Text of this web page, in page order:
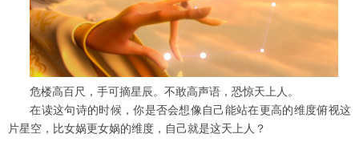
危楼高百尺，手可摘星辰。不敢高声语，恐惊天上人。
在读这句诗的时候，你是否会想像自己能站在更高的维度俯视这
片星空，比女娲更女娲的维度，自己就是这天上人？